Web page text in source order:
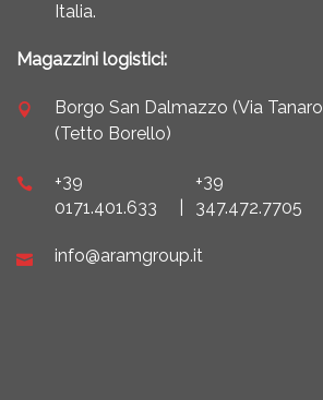
Italia.
Magazzini logistici:
Borgo San Dalmazzo (Via
(Tetto Borello)
+39
0171.401.633
+39
347.472.7705
info@aramgroup.it